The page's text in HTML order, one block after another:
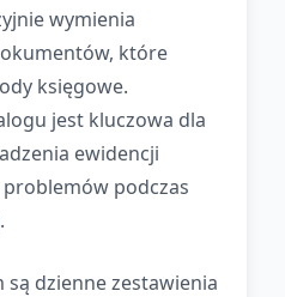
wymienia
które
księgowe.
jest kluczowa dla
ewidencji
podczas
dzienne zestawienia